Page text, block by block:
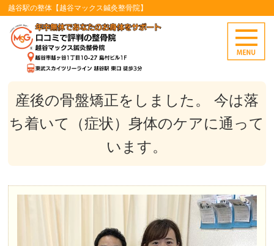
越谷駅の整体【越谷マックス鍼灸整骨院】
産後の骨盤矯正をしました。 今は落
ち着いて（症状）身体のケアに通って
います。